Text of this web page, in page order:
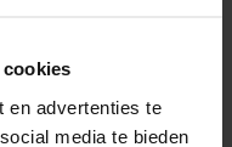
en advertenties te
media te bieden